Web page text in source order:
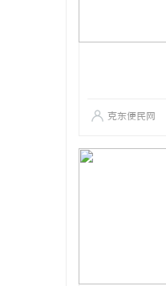
克东便民网